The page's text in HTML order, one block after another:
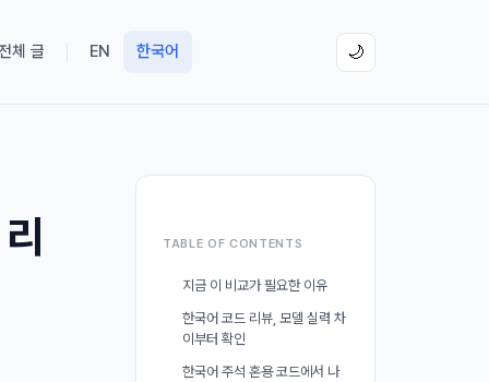
체 글 EN 한국어 🌙
TABLE OF CONTENTS
지금 이 비교가 필요한 이유
한국어 코드 리뷰, 모델 실력 차
이부터 확인
한국어 주석 혼용 코드에서 나